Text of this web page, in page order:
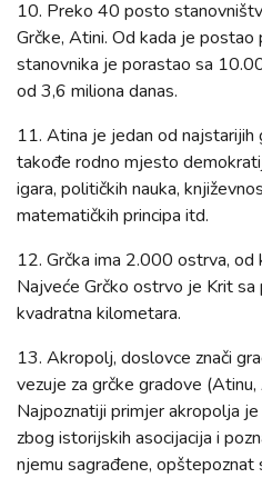
10. Preko 40 posto
Grčke, Atini. Od kada je postao
stanovnika je porastao sa
od 3,6 miliona danas.
11. Atina je jedan od najstarijih
takođe rodno mjesto
igara, političkih nauka,
matematičkih principa itd.
12. Grčka ima 2.000 ostrva,
Najveće Grčko ostrvo je Krit
kvadratna kilometara.
13. Akropolj, doslovce znači
vezuje za grčke gradove
Najpoznatiji primjer akropolja
zbog istorijskih asocijacija i
njemu sagrađene,